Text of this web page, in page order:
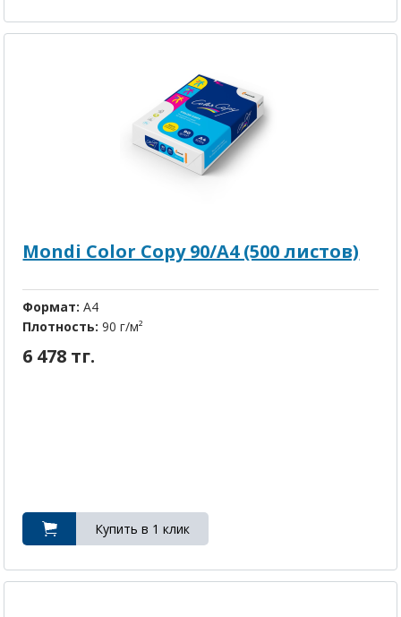
Mondi Color Copy 90/A4 (500 листов)
Формат:A4
Плотность:90 г/м²
6 478 тг.